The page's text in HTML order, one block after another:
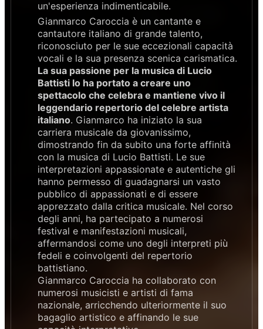
un'esperienza indimenticabile.
Gianmarco Caroccia è un cantante e
cantautore italiano di grande talento,
riconosciuto per le sue eccezionali capacità
vocali e la sua presenza scenica carismatica.
La sua passione per la musica di Lucio
Battisti lo ha portato a creare uno
spettacolo che celebra e mantiene vivo il
leggendario repertorio del celebre artista
italiano. Gianmarco ha iniziato la sua
carriera musicale da giovanissimo,
dimostrando fin da subito una forte affinità
con la musica di Lucio Battisti. Le sue
interpretazioni appassionate e autentiche gli
hanno permesso di guadagnarsi un vasto
pubblico di appassionati e di essere
apprezzato dalla critica musicale. Nel corso
degli anni, ha partecipato a numerosi
festival e manifestazioni musicali,
affermandosi come uno degli interpreti più
fedeli e coinvolgenti del repertorio
battistiano.
Gianmarco Caroccia ha collaborato con
numerosi musicisti e artisti di fama
nazionale, arricchendo ulteriormente il suo
bagaglio artistico e affinando le sue